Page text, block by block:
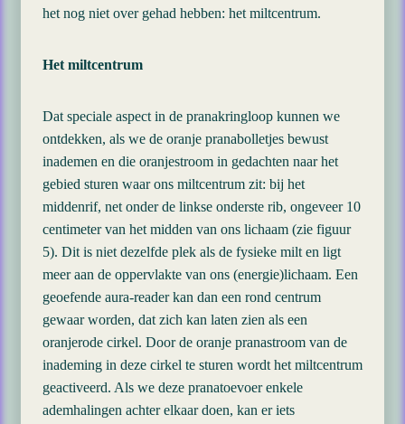
het nog niet over gehad hebben: het miltcentrum.
Het miltcentrum
Dat speciale aspect in de pranakringloop kunnen we
ontdekken, als we de oranje pranabolletjes bewust
inademen en die oranjestroom in gedachten naar het
gebied sturen waar ons miltcentrum zit: bij het
middenrif, net onder de linkse onderste rib, ongeveer 10
centimeter van het midden van ons lichaam (zie figuur
5). Dit is niet dezelfde plek als de fysieke milt en ligt
meer aan de oppervlakte van ons (energie)lichaam. Een
geoefende aura-reader kan dan een rond centrum
gewaar worden, dat zich kan laten zien als een
oranjerode cirkel. Door de oranje pranastroom van de
inademing in deze cirkel te sturen wordt het miltcentrum
geactiveerd. Als we deze pranatoevoer enkele
ademhalingen achter elkaar doen, kan er iets